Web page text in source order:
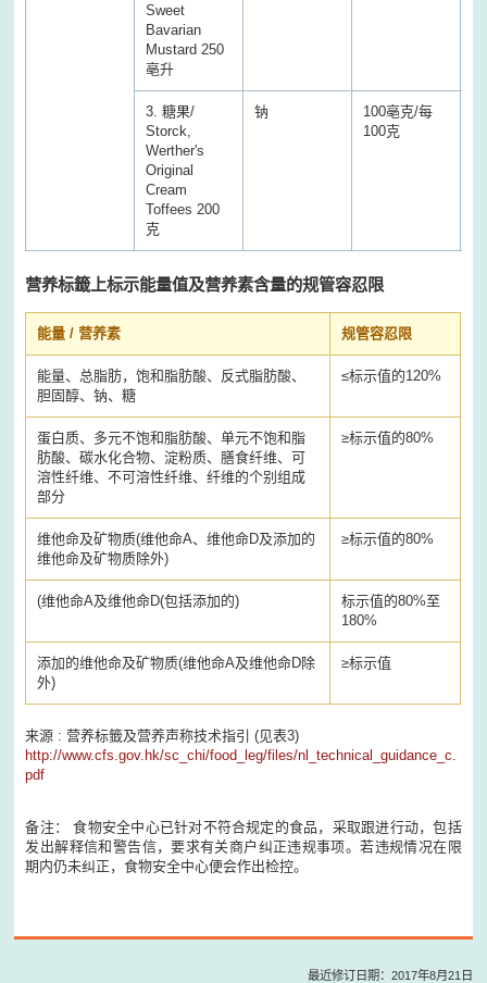
Sweet
Bavarian
Mustard 250
亳升
3. 糖果/
Storck,
Werther's
Original
Cream
Toffees 200
克
钠
100亳克/每
100克
营养标籤上标示能量值及营养素含量的规管容忍限
能量 / 营养素 规管容忍限
能量、总脂肪，饱和脂肪酸、反式脂肪酸、
胆固醇、钠、糖
≤标示值的120%
蛋白质、多元不饱和脂肪酸、单元不饱和脂
肪酸、碳水化合物、淀粉质、膳食纤维、可
溶性纤维、不可溶性纤维、纤维的个别组成
部分
≥标示值的80%
维他命及矿物质(维他命A、维他命D及添加的
维他命及矿物质除外)
≥标示值的80%
(维他命A及维他命D(包括添加的)
标示值的80%至
180%
添加的维他命及矿物质(维他命A及维他命D除
外)
≥标示值
来源 : 营养标籤及营养声称技术指引 (见表3)
http://www.cfs.gov.hk/sc_chi/food_leg/files/nl_technical_guidance_c.
pdf
备注： 食物安全中心已针对不符合规定的食品，采取跟进行动，包括
发出解释信和警告信，要求有关商户纠正违规事项。若违规情况在限
期内仍未纠正，食物安全中心便会作出检控。
最近修订日期：2017年8月21日